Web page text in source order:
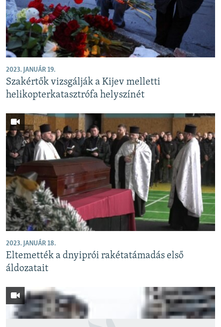
EURÓPAI UNIÓ
VILÁG
KLÍMAVÁLTOZÁS
KÖVESSEN MINKET!
Valamennyi RFE/RL weboldal
2023. JANUÁR 19.
Szakértők vizsgálják a Kijev melletti
helikopterkatasztrófa helyszínét
2023. JANUÁR 18.
Eltemették a dnyiprói rakétatámadás első
áldozatait